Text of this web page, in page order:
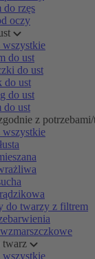
do rzęs
oczy
wszystkie
do ust
do ust
do ust
do ust
do ust
z
wszystkie
do twarzy z filtrem
twarz
wszystkie